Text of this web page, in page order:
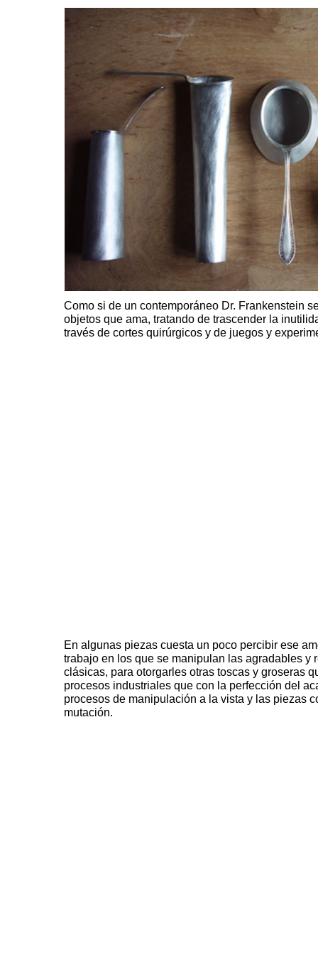
Como si de un contemporáneo Dr. Frankenstein
objetos que ama, tratando de trascender la
través de cortes quirúrgicos y de juegos y
En algunas piezas cuesta un poco percibir ese
trabajo en los que se manipulan las agradables y
clásicas, para otorgarles otras toscas y groseras
procesos industriales que con la perfección del
procesos de manipulación a la vista y las piezas
mutación.